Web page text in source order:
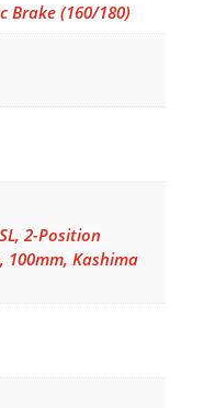
Brake (160/180)
2-Position
100mm, Kashima